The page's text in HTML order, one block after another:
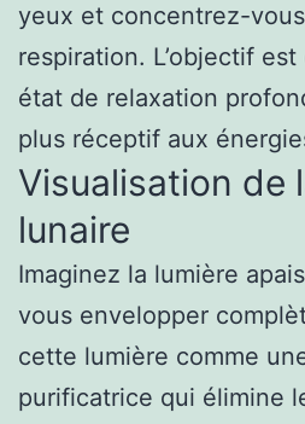
yeux et concentrez-
respiration. L’objectif est
état de relaxation
plus réceptif aux
Visualisation de
lunaire
Imaginez la lumière
vous envelopper
cette lumière comme
purificatrice qui élimine